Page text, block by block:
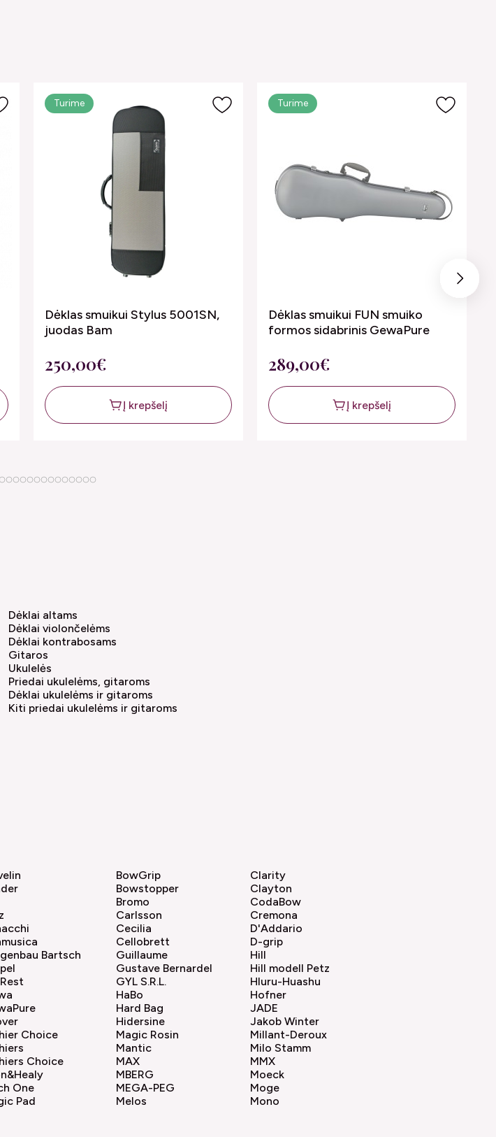
Turime
Dėklas smuikui Stylus 5001SN,
juodas Bam
250,00€
Į krepšelį
Turime
Dėklas smuikui FUN smuiko
formos sidabrinis GewaPure
289,00€
Į krepšelį
Next
7 8 91011121314151617181920
Dėklai altams
Dėklai violončelėms
Dėklai kontrabosams
Gitaros
Ukulelės
Priedai ukulelėms, gitaroms
Dėklai ukulelėms ir gitaroms
Kiti priedai ukulelėms ir gitaroms
BowGrip
Bowstopper
Bromo
Carlsson
Cecilia
Cellobrett
Clarity
Clayton
CodaBow
Cremona
D'Addario
D-grip
Bartsch
Guillaume
Gustave Bernardel
GYL S.R.L.
HaBo
Hard Bag
Hidersine
Hill
Hill modell Petz
Hluru-Huashu
Hofner
JADE
Jakob Winter
Choice
Choice
One
Pad
Magic Rosin
Mantic
MAX
MBERG
MEGA-PEG
Melos
Millant-Deroux
Milo Stamm
MMX
Moeck
Moge
Mono